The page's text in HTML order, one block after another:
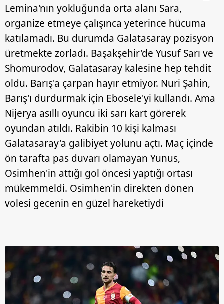
Lemina'nın yokluğunda orta alanı Sara,
organize etmeye çalışınca yeterince hücuma
katılamadı. Bu durumda Galatasaray pozisyon
üretmekte zorladı. Başakşehir'de Yusuf Sarı ve
Shomurodov, Galatasaray kalesine hep tehdit
oldu. Barış'a çarpan hayır etmiyor. Nuri Şahin,
Barış'ı durdurmak için Ebosele'yi kullandı. Ama
Nijerya asıllı oyuncu iki sarı kart görerek
oyundan atıldı. Rakibin 10 kişi kalması
Galatasaray'a galibiyet yolunu açtı. Maç içinde
ön tarafta pas duvarı olamayan Yunus,
Osimhen'in attığı gol öncesi yaptığı ortası
mükemmeldi. Osimhen'in direkten dönen
volesi gecenin en güzel hareketiydi